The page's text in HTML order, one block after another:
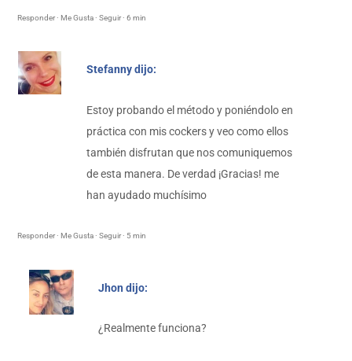
Responder · Me Gusta · Seguir · 6 min
Stefanny dijo:
Estoy probando el método y poniéndolo en
práctica con mis cockers y veo como ellos
también disfrutan que nos comuniquemos
de esta manera. De verdad ¡Gracias! me
han ayudado muchísimo
Responder · Me Gusta · Seguir · 5 min
Jhon dijo:
¿Realmente funciona?